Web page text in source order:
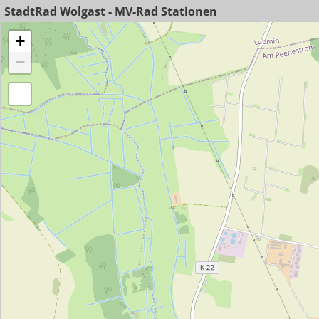
StadtRad Wolgast - MV-Rad Stationen
+
−